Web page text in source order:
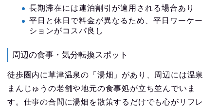
長期滞在には連泊割引が適用される場合あり
平日と休日で料金が異なるため、平日ワーケー
ションがコスパ良し
周辺の食事・気分転換スポット
徒歩圏内に草津温泉の「湯畑」があり、周辺には温泉
まんじゅうの老舗や地元の食事処が立ち並んでいま
す。仕事の合間に湯畑を散策するだけでも心がリフレ